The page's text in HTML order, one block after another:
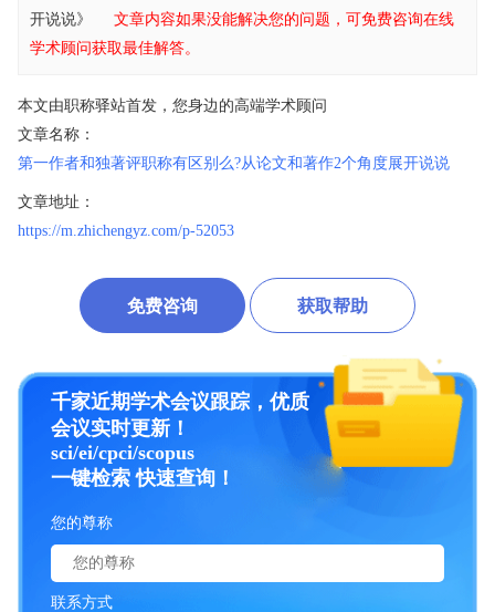
开说说》
文章内容如果没能解决您的问题，可免费咨询在线
学术顾问获取最佳解答。
本文由职称驿站首发，您身边的高端学术顾问
文章名称：
第一作者和独著评职称有区别么?从论文和著作2个角度展开说说
文章地址：
https://m.zhichengyz.com/p-52053
免费咨询 获取帮助
千家近期学术会议跟踪，优质
会议实时更新！
sci/ei/cpci/scopus
一键检索 快速查询！
您的尊称
联系方式